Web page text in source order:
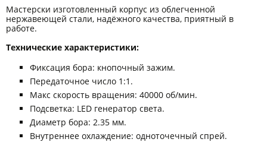
Мастерски изготовленный корпус из облегченной
нержавеющей стали, надёжного качества, приятный в
работе.
Технические характеристики:
Фиксация бора: кнопочный зажим.
Передаточное число 1:1.
Макс скорость вращения: 40000 об/мин.
Подсветка: LED генератор света.
Диаметр бора: 2.35 мм.
Внутреннее охлаждение: одноточечный спрей.